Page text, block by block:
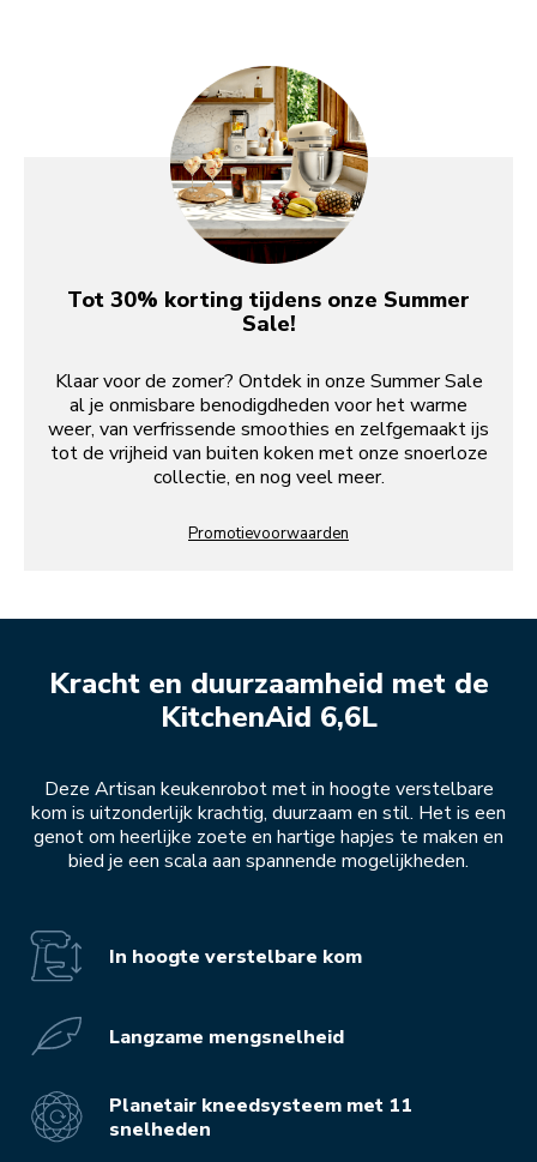
Tot 30% korting tijdens onze Summer
Sale!
Klaar voor de zomer? Ontdek in onze Summer Sale
al je onmisbare benodigdheden voor het warme
weer, van verfrissende smoothies en zelfgemaakt ijs
tot de vrijheid van buiten koken met onze snoerloze
collectie, en nog veel meer.
Promotievoorwaarden
Kracht en duurzaamheid met de
KitchenAid 6,6L
Deze Artisan keukenrobot met in hoogte verstelbare
kom is uitzonderlijk krachtig, duurzaam en stil. Het is een
genot om heerlijke zoete en hartige hapjes te maken en
bied je een scala aan spannende mogelijkheden.
In hoogte verstelbare kom
Langzame mengsnelheid
Planetair kneedsysteem met 11
snelheden